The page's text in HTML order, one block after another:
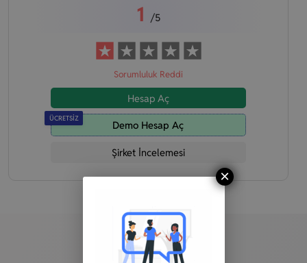
1 /5
Sorumluluk Reddi
Hesap Aç
ÜCRETSİZ
Demo Hesap Aç
Şirket İncelemesi
Yasal Uyarı
×